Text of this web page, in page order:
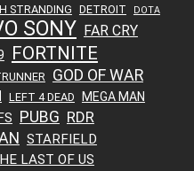
STRANDING DETROIT DOTA
SONY FAR CRY
FORTNITE
GOD OF WAR
LEFT 4 DEAD MEGA MAN
PUBG RDR
STARFIELD
LAST OF US